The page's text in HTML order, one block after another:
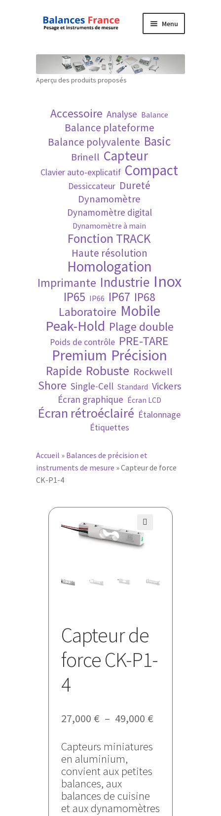
Aller
navigation
Aller
Menu
Mon compte
Politique de confidentialité
Politique en matière de remboursements et
Recherche avancée
Technique
Validation de la commande
Aperçu des produits proposés
Accessoire Analyse Balance
Balance plateforme
Balance polyvalente Basic
Brinell Capteur
Clavier auto-explicatif Compact
Dessiccateur Dureté
Dynamomètre
Dynamomètre digital
Dynamomètre à main
Fonction TRACK
Haute résolution
Homologation
Imprimante Industrie Inox
IP65 IP66 IP67 IP68
Laboratoire Mobile
Peak-Hold Plage double
Poids de contrôle PRE-TARE
Premium Précision
Rapide Robuste Rockwell
Shore Single-Cell Standard Vickers
Écran graphique Écran LCD
Écran rétroéclairé Étalonnage
Étiquettes
Accueil » Balances de précision et
instruments de mesure »Capteur de force
CK-P1-4
🔍
Capteur de
force CK-P1-
4
27,000 € – 49,000 €Plage
Capteurs miniatures
en aluminium,
convient aux petites
balances, aux
balances de cuisine
et aux dynamomètres